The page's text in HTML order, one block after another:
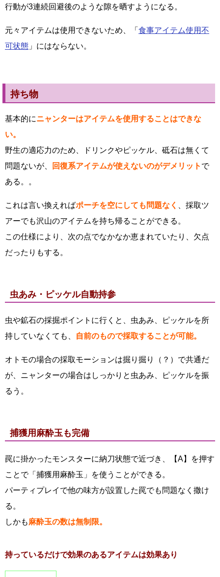
行動が3連続回避後のような隙を晒すようになる。
元々アイテムは使用できないため、「 食事アイテム使用不
可状態 」にはならない。
持ち物
基本的にニャンターはアイテムを使用することはできな
い。
野生の適応力のため、ドリンクやピッケル、砥石は無くて
問題ないが、
回復系アイテムが使えないのがデメリット で
ある。。
これは言い換えればポーチを空にしても問題なく
、採取ツ
アーでも沢山のアイテムを持ち帰ることができる。
この仕様により、次の点でなかなか恵まれていたり、欠点
だったりもする。
虫あみ・ピッケル自動持参
虫や鉱石の採掘ポイントに行くと、虫あみ、ピッケルを所
持していなくても、
自前のもので採取することが可能。
オトモの場合の採取モーションは掘り掘り（？）で共通だ
が、ニャンターの場合はしっかりと虫あみ、ピッケルを振
るう。
捕獲用麻酔玉も完備
罠に掛かったモンスターに納刀状態で近づき、【A】を押す
ことで「捕獲用麻酔玉」を使うことができる。
パーティプレイで他の味方が設置した罠でも問題なく撒け
る。
しかも麻酔玉の数は無制限。
持っているだけで効果のあるアイテムは効果あり